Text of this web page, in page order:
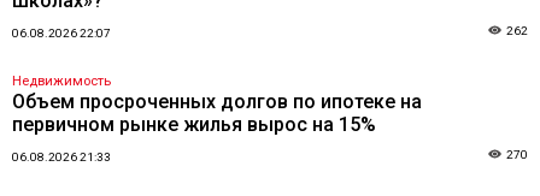
06.08.2026 22:07 262
Недвижимость
Объем просроченных долгов по ипотеке на
первичном рынке жилья вырос на 15%
06.08.2026 21:33 270